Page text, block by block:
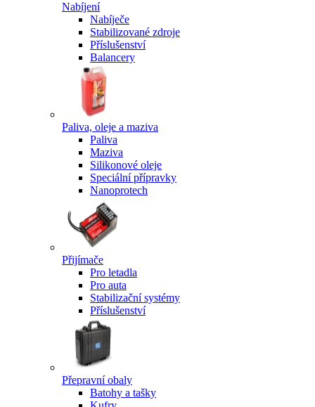
Nabíjení
Nabíječe
Stabilizované zdroje
Příslušenství
Balancery
Paliva, oleje a maziva
Paliva
Maziva
Silikonové oleje
Speciální přípravky
Nanoprotech
Přijímače
Pro letadla
Pro auta
Stabilizační systémy
Příslušenství
Přepravní obaly
Batohy a tašky